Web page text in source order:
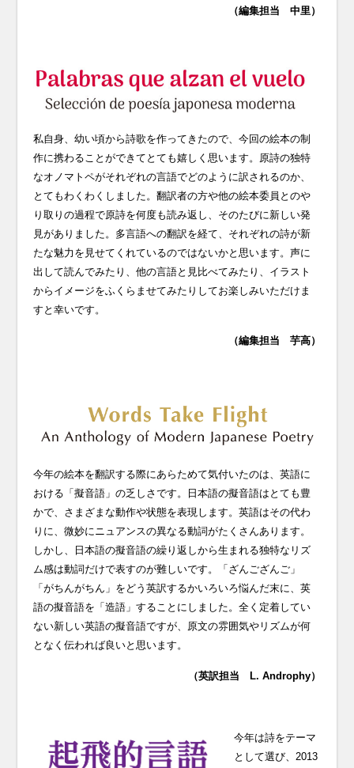
（編集担当 中里）
私自身、幼い頃から詩歌を作ってきたので、今回の絵本の制
作に携わることができてとても嬉しく思います。原詩の独特
なオノマトペがそれぞれの言語でどのように訳されるのか、
とてもわくわくしました。翻訳者の方や他の絵本委員とのや
り取りの過程で原詩を何度も読み返し、そのたびに新しい発
見がありました。多言語への翻訳を経て、それぞれの詩が新
たな魅力を見せてくれているのではないかと思います。声に
出して読んでみたり、他の言語と見比べてみたり、イラスト
からイメージをふくらませてみたりしてお楽しみいただけま
すと幸いです。
（編集担当 芋高）
今年の絵本を翻訳する際にあらためて気付いたのは、英語に
おける「擬音語」の乏しさです。日本語の擬音語はとても豊
かで、さまざまな動作や状態を表現します。英語はその代わ
りに、微妙にニュアンスの異なる動詞がたくさんあります。
しかし、日本語の擬音語の繰り返しから生まれる独特なリズ
ム感は動詞だけで表すのが難しいです。「ざんござんご」
「がちんがちん」をどう英訳するかいろいろ悩んだ末に、英
語の擬音語を「造語」することにしました。全く定着してい
ない新しい英語の擬音語ですが、原文の雰囲気やリズムが何
となく伝われば良いと思います。
（英訳担当 L. Androphy）
今年は詩をテーマ
として選び、2013